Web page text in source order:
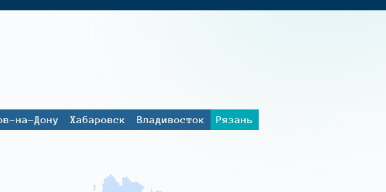
на-Дону Хабаровск Владивосток
Рязань